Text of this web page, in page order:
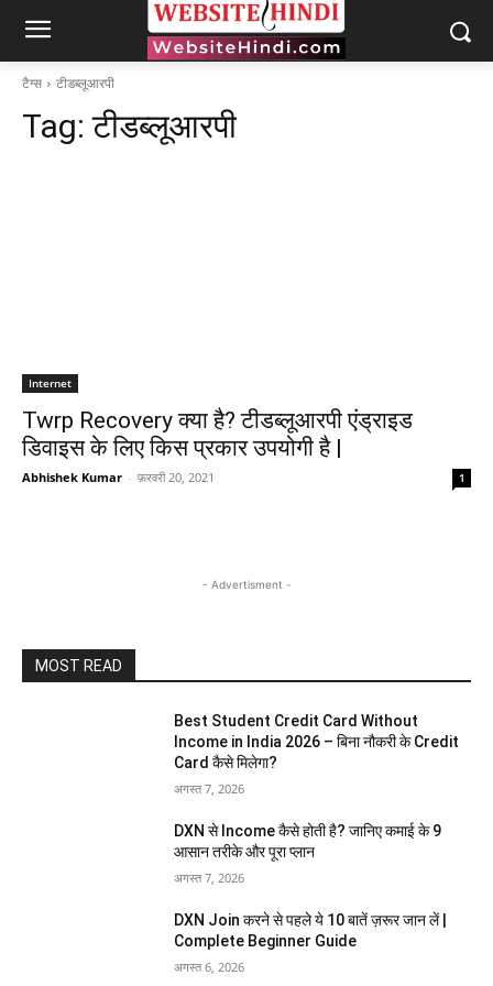
टैग्स टीडब्लूआरपी
Tag:टीडब्लूआरपी
Internet
Twrp Recovery क्या है? टीडब्लूआरपी एंड्राइड
डिवाइस के लिए किस प्रकार उपयोगी है |
Abhishek Kumar - फ़रवरी 20, 2021 1
- Advertisment -
MOST READ
Best Student Credit Card Without
Income in India 2026 – बिना नौकरी के Credit
Card कैसे मिलेगा?
अगस्त 7, 2026
DXN से Income कैसे होती है? जानिए कमाई के 9
आसान तरीके और पूरा प्लान
अगस्त 7, 2026
DXN Join करने से पहले ये 10 बातें ज़रूर जान लें |
Complete Beginner Guide
अगस्त 6, 2026